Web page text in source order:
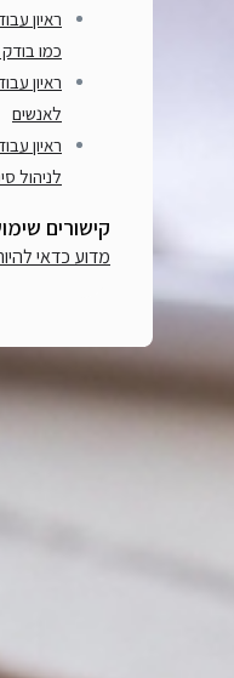
כמו
ראיון
לאנשים
ראיון
לניהול
קישורים
מדוע כדאי